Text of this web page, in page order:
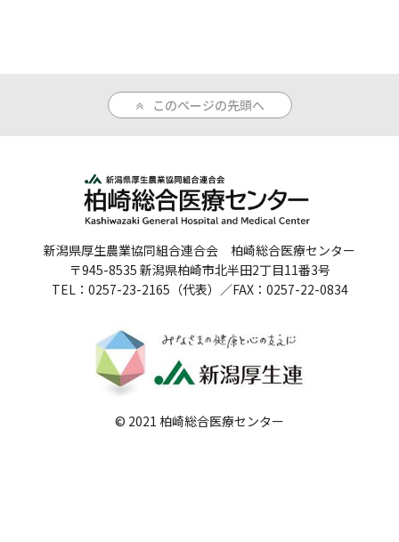
入院のご案内
医療関係者の方へ
病院誌
個人情報保護方針
反社会的勢力に対する基本方針
院内感染対策指針
このページの先頭へ
新潟県厚生農業協同組合連合会 柏崎総合医療センター
〒945-8535 新潟県柏崎市北半田2丁目11番3号
TEL：0257-23-2165（代表）／FAX：0257-22-0834
© 2021 柏崎総合医療センター